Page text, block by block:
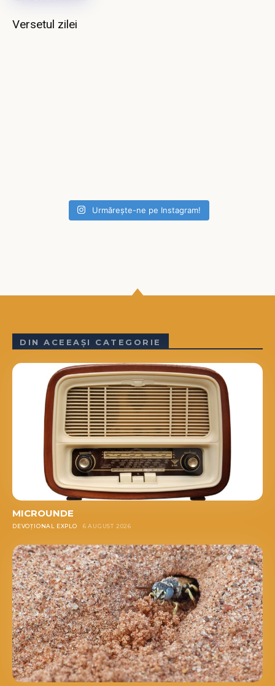
Versetul zilei
Urmărește-ne pe Instagram!
DIN ACEEAȘI CATEGORIE
MICROUNDE
DEVOȚIONAL EXPLO 6 AUGUST 2026